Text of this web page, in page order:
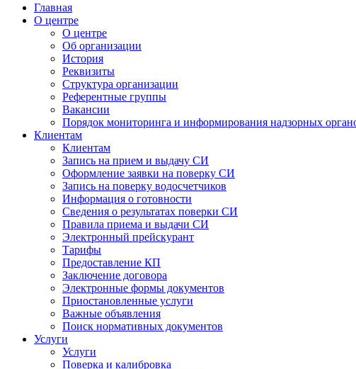
Главная
О центре
О центре
Об организации
История
Реквизиты
Структура организации
Референтные группы
Вакансии
Порядок мониторинга и информирования надзорных
Клиентам
Клиентам
Запись на прием и выдачу СИ
Оформление заявки на поверку СИ
Запись на поверку водосчетчиков
Информация о готовности
Сведения о результатах поверки СИ
Правила приема и выдачи СИ
Электронный прейскурант
Тарифы
Предоставление КП
Заключение договора
Электронные формы документов
Приостановленные услуги
Важные объявления
Поиск нормативных документов
Услуги
Услуги
Поверка и калибровка